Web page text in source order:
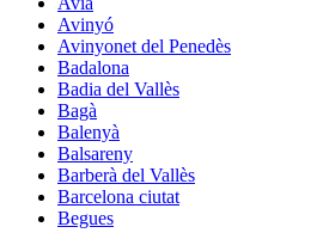
Avinyó
Avinyonet del Penedès
Badalona
Badia del Vallès
Bagà
Balenyà
Balsareny
Barberà del Vallès
Barcelona ciutat
Begues